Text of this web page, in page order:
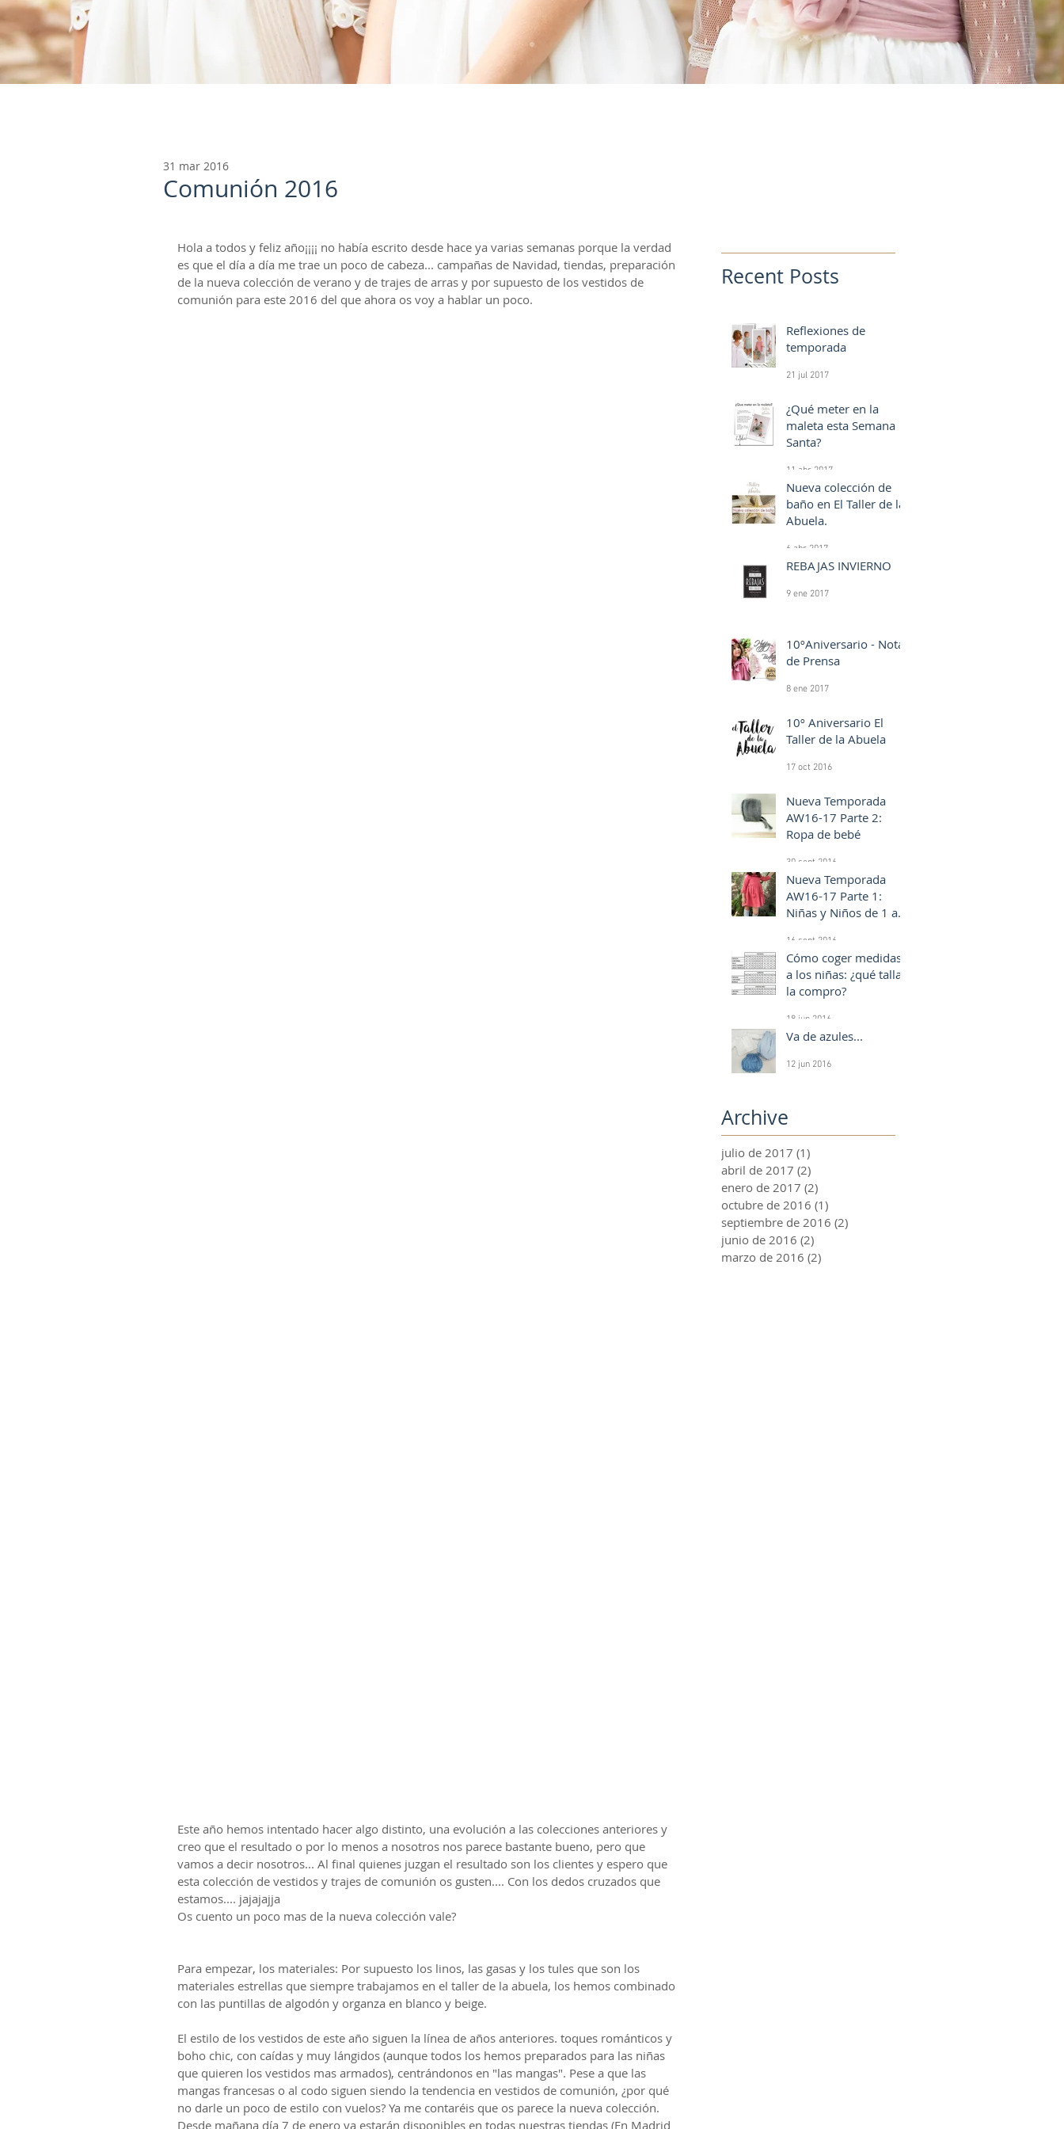
Comunión 2016
31 mar 2016
Hola a todos y feliz año¡¡¡¡ no había escrito desde hace ya varias semanas porque la verdad
es que el día a día me trae un poco de cabeza... campañas de Navidad, tiendas, preparación
de la nueva colección de verano y de trajes de arras y por supuesto de los vestidos de
comunión para este 2016 del que ahora os voy a hablar un poco.
Este año hemos intentado hacer algo distinto, una evolución a las colecciones anteriores y
creo que el resultado o por lo menos a nosotros nos parece bastante bueno, pero que
vamos a decir nosotros... Al final quienes juzgan el resultado son los clientes y espero que
esta colección de vestidos y trajes de comunión os gusten.... Con los dedos cruzados que
estamos.... jajajajja
Os cuento un poco mas de la nueva colección vale?
Para empezar, los materiales: Por supuesto los linos, las gasas y los tules que son los
materiales estrellas que siempre trabajamos en el taller de la abuela, los hemos combinado
con las puntillas de algodón y organza en blanco y beige.
El estilo de los vestidos de este año siguen la línea de años anteriores. toques románticos y
boho chic, con caídas y muy lángidos (aunque todos los hemos preparados para las niñas
que quieren los vestidos mas armados), centrándonos en "las mangas". Pese a que las
mangas francesas o al codo siguen siendo la tendencia en vestidos de comunión, ¿por qué
no darle un poco de estilo con vuelos? Ya me contaréis que os parece la nueva colección.
Desde mañana día 7 de enero ya estarán disponibles en todas nuestras tiendas (En Madrid
Recent Posts
Reflexiones de
temporada
21 jul 2017
¿Qué meter en la
maleta esta Semana
Santa?
11 abr 2017
Nueva colección de
baño en El Taller de la
Abuela.
6 abr 2017
REBAJAS INVIERNO
9 ene 2017
10ºAniversario - Notas
de Prensa
8 ene 2017
10º Aniversario El
Taller de la Abuela
17 oct 2016
Nueva Temporada
AW16-17 Parte 2:
Ropa de bebé
30 sept 2016
Nueva Temporada
AW16-17 Parte 1:
Niñas y Niños de 1 a
16 sept 2016
Cómo coger medidas
a los niñas: ¿qué talla
la compro?
18 jun 2016
Va de azules...
12 jun 2016
Archive
julio de 2017 (1)
abril de 2017 (2)
enero de 2017 (2)
octubre de 2016 (1)
septiembre de 2016 (2)
junio de 2016 (2)
marzo de 2016 (2)